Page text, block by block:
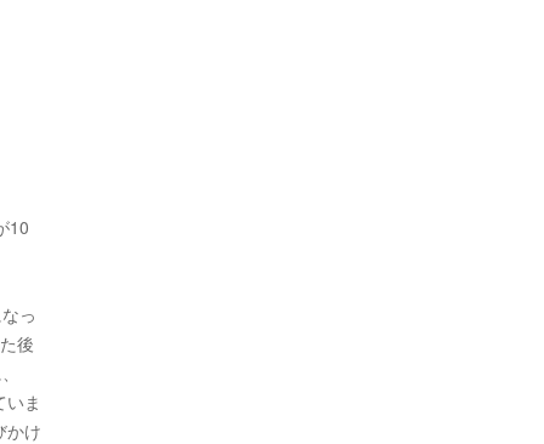
10
っ
後
ま
かけ